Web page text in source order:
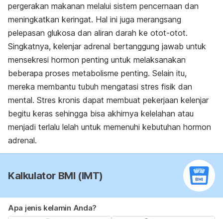
pergerakan makanan melalui sistem pencernaan dan
meningkatkan keringat. Hal ini juga merangsang
pelepasan glukosa dan aliran darah ke otot-otot.
Singkatnya, kelenjar adrenal bertanggung jawab untuk
mensekresi hormon penting untuk melaksanakan
beberapa proses metabolisme penting. Selain itu,
mereka membantu tubuh mengatasi stres fisik dan
mental. Stres kronis dapat membuat pekerjaan kelenjar
begitu keras sehingga bisa akhirnya kelelahan atau
menjadi terlalu lelah untuk memenuhi kebutuhan hormon
adrenal.
Kalkulator BMI (IMT)
Apa jenis kelamin Anda?